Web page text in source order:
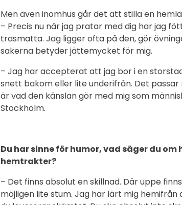
Men även inomhus går det att stilla en
– Precis nu när jag pratar med dig har jag
trasmatta. Jag ligger ofta på den, gör
sakerna betyder jättemycket för mig.
– Jag har accepterat att jag bor i en
snett bakom eller lite underifrån. Det
är vad den känslan gör med mig som
Stockholm.
Du har sinne för humor, vad säger du
hemtrakter?
– Det finns absolut en skillnad. Där uppe
möjligen lite stum. Jag har lärt mig